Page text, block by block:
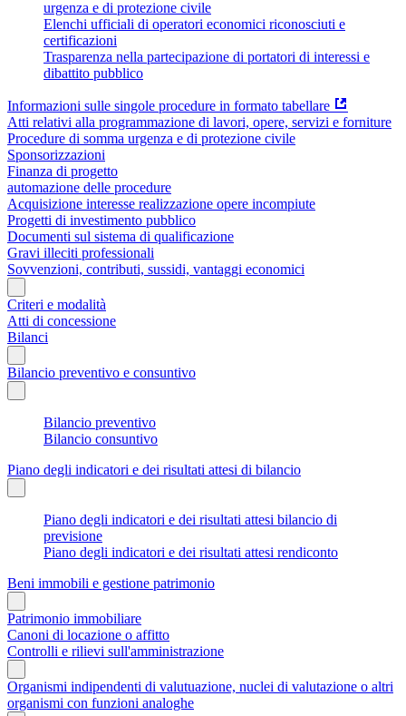
urgenza e di protezione civile
Elenchi ufficiali di operatori economici riconosciuti e
certificazioni
Trasparenza nella partecipazione di portatori di interessi e
dibattito pubblico
Informazioni sulle singole procedure in formato tabellare
Atti relativi alla programmazione di lavori, opere, servizi e forniture
Procedure di somma urgenza e di protezione civile
Sponsorizzazioni
Finanza di progetto
automazione delle procedure
Acquisizione interesse realizzazione opere incompiute
Progetti di investimento pubblico
Documenti sul sistema di qualificazione
Gravi illeciti professionali
Sovvenzioni, contributi, sussidi, vantaggi economici
Criteri e modalità
Atti di concessione
Bilanci
Bilancio preventivo e consuntivo
Bilancio preventivo
Bilancio consuntivo
Piano degli indicatori e dei risultati attesi di bilancio
Piano degli indicatori e dei risultati attesi bilancio di
previsione
Piano degli indicatori e dei risultati attesi rendiconto
Beni immobili e gestione patrimonio
Patrimonio immobiliare
Canoni di locazione o affitto
Controlli e rilievi sull'amministrazione
Organismi indipendenti di valutuazione, nuclei di valutazione o altri
organismi con funzioni analoghe